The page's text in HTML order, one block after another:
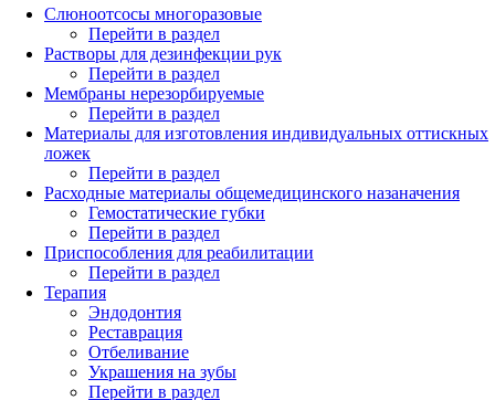
Слюноотсосы многоразовые
Перейти в раздел
Растворы для дезинфекции рук
Перейти в раздел
Мембраны нерезорбируемые
Перейти в раздел
Материалы для изготовления индивидуальных оттискных
ложек
Перейти в раздел
Расходные материалы общемедицинского назаначения
Гемостатические губки
Перейти в раздел
Приспособления для реабилитации
Перейти в раздел
Терапия
Эндодонтия
Реставрация
Отбеливание
Украшения на зубы
Перейти в раздел